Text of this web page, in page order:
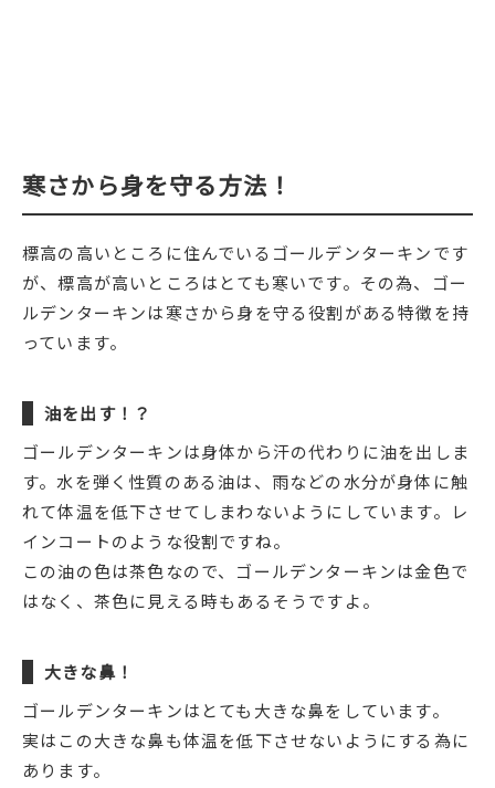
寒さから身を守る方法！
標高の高いところに住んでいるゴールデンターキンです
が、標高が高いところはとても寒いです。その為、ゴー
ルデンターキンは寒さから身を守る役割がある特徴を持
っています。
油を出す！？
ゴールデンターキンは身体から汗の代わりに油を出しま
す。水を弾く性質のある油は、雨などの水分が身体に触
れて体温を低下させてしまわないようにしています。レ
インコートのような役割ですね。
この油の色は茶色なので、ゴールデンターキンは金色で
はなく、茶色に見える時もあるそうですよ。
大きな鼻！
ゴールデンターキンはとても大きな鼻をしています。
実はこの大きな鼻も体温を低下させないようにする為に
あります。